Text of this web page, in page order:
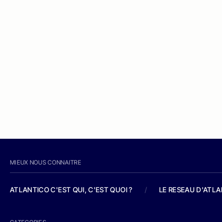
MIEUX NOUS CONNAITRE
ATLANTICO C'EST QUI, C'EST QUOI ? / LE RESEAU